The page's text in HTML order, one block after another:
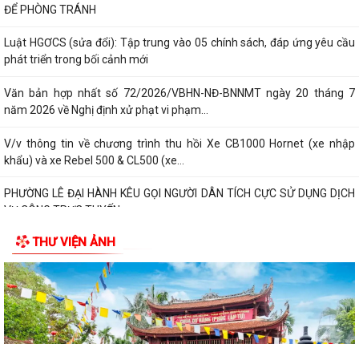
ĐỂ PHÒNG TRÁNH
Luật HGƠCS (sửa đổi): Tập trung vào 05 chính sách, đáp ứng yêu cầu
phát triển trong bối cảnh mới
Văn bản hợp nhất số 72/2026/VBHN-NĐ-BNNMT ngày 20 tháng 7
năm 2026 về Nghị định xử phạt vi phạm...
V/v thông tin về chương trình thu hồi Xe CB1000 Hornet (xe nhập
khẩu) và xe Rebel 500 & CL500 (xe...
PHƯỜNG LÊ ĐẠI HÀNH KÊU GỌI NGƯỜI DÂN TÍCH CỰC SỬ DỤNG DỊCH
VỤ CÔNG TRỰC TUYẾN
THƯ VIỆN ẢNH